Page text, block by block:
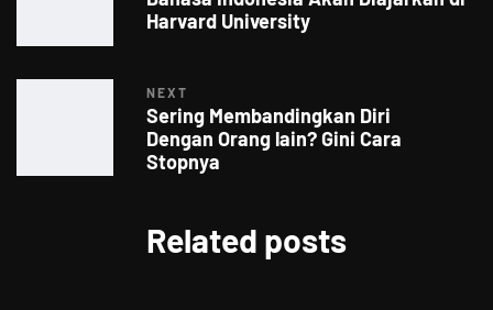
Harvard University
NEXT
Sering Membandingkan Diri
Dengan Orang lain? Gini Cara
Stopnya
Related posts